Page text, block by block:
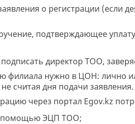
о регистрации (если
подтверждающее
директор ТОО,
филиала нужно в ЦОН: лично
считая дня подачи заявления.
через портал Egov.kz
помощью ЭЦП ТОО;